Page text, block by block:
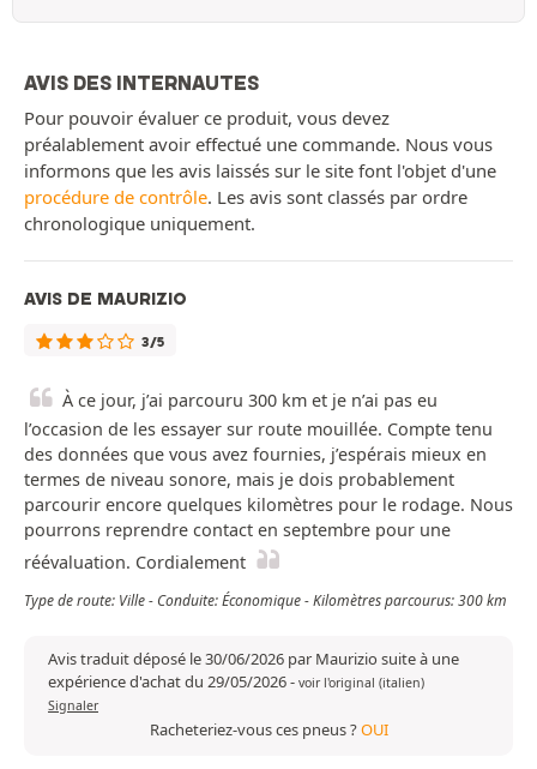
AVIS DES INTERNAUTES
Pour pouvoir évaluer ce produit, vous devez
préalablement avoir effectué une commande. Nous vous
informons que les avis laissés sur le site font l'objet d'une
procédure de contrôle. Les avis sont classés par ordre
chronologique uniquement.
AVIS DE MAURIZIO
3/5
À ce jour, j’ai parcouru 300 km et je n’ai pas eu
l’occasion de les essayer sur route mouillée. Compte tenu
des données que vous avez fournies, j’espérais mieux en
termes de niveau sonore, mais je dois probablement
parcourir encore quelques kilomètres pour le rodage. Nous
pourrons reprendre contact en septembre pour une
réévaluation. Cordialement
Type de route: Ville - Conduite: Économique - Kilomètres parcourus: 300 km
Avis traduit déposé le 30/06/2026 par Maurizio suite à une
expérience d'achat du 29/05/2026- voir l'original (italien)
Signaler
Racheteriez-vous ces pneus ?OUI